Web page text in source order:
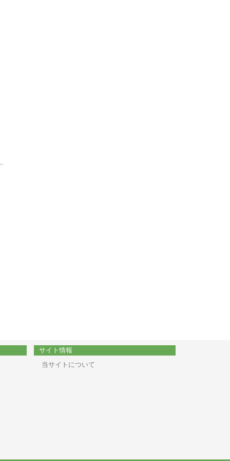
サイト情報
当サイトについて